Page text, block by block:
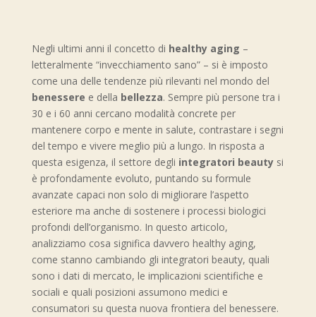
Negli ultimi anni il concetto di healthy aging –
letteralmente “invecchiamento sano” – si è imposto
come una delle tendenze più rilevanti nel mondo del
benessere e della bellezza. Sempre più persone tra i
30 e i 60 anni cercano modalità concrete per
mantenere corpo e mente in salute, contrastare i segni
del tempo e vivere meglio più a lungo. In risposta a
questa esigenza, il settore degli integratori beautysi
è profondamente evoluto, puntando su formule
avanzate capaci non solo di migliorare l’aspetto
esteriore ma anche di sostenere i processi biologici
profondi dell’organismo. In questo articolo,
analizziamo cosa significa davvero healthy aging,
come stanno cambiando gli integratori beauty, quali
sono i dati di mercato, le implicazioni scientifiche e
sociali e quali posizioni assumono medici e
consumatori su questa nuova frontiera del benessere.